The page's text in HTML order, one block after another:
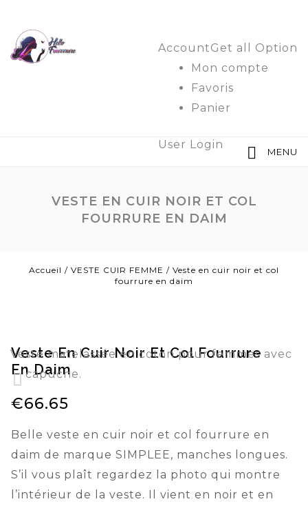
AccountGet all Option
Mon compte
Favoris
Panier
User Login
MENU
VESTE EN CUIR NOIR ET COL
FOURRURE EN DAIM
Accueil / VESTE CUIR FEMME / Veste en cuir noir et col
fourrure en daim
Veste En Cuir Noir Et Col Fourrure
En Daim
Veste matelassée en coton pour femmes avec
capuche.
€66.65
Belle veste en cuir noir et col fourrure en
daim de marque SIMPLEE, manches longues.
S’il vous plaît regardez la photo qui montre
l’intérieur de la veste. Il vient en noir et en